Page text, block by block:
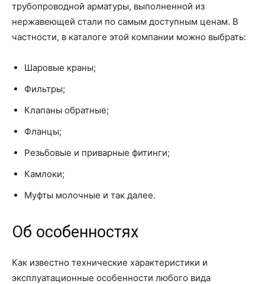
трубопроводной арматуры, выполненной из
нержавеющей стали по самым доступным ценам. В
частности, в каталоге этой компании можно выбрать:
Шаровые краны;
Фильтры;
Клапаны обратные;
Фланцы;
Резьбовые и приварные фитинги;
Камлоки;
Муфты молочные и так далее.
Об особенностях
Как известно технические характеристики и
эксплуатационные особенности любого вида